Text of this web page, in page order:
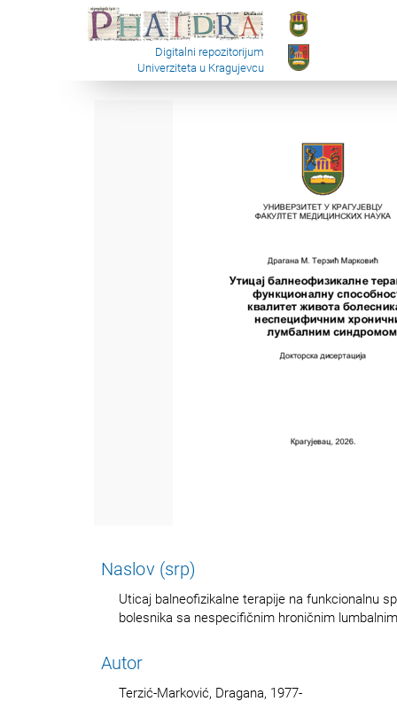
Digitalni repozitorijum
Univerziteta u Kragujevcu
Naslov (srp)
Uticaj balneofizikalne terapije na funkcionalnu
bolesnika sa nespecifičnim hroničnim
Autor
Terzić-Marković, Dragana, 1977-